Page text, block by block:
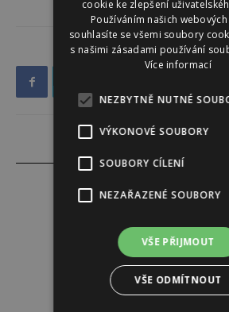
Lenka
cookie ke zlepšení
Používáním našich
souhlasíte se všemi soubory
s našimi zásadami používání
Více informací
NEZBYTNĚ NUTNÉ
VÝKONOVÉ SOUBORY
SOUBORY CÍLENÍ
NEZAŘAZENÉ SOUBORY
VŠE PŘIJMOUT
VŠE ODMÍTNOUT